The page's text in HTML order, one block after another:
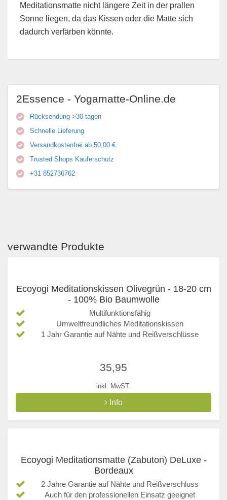
Meditationsmatte nicht längere Zeit in der prallen
Sonne liegen, da das Kissen oder die Matte sich
dadurch verfärben könnte.
2Essence - Yogamatte-Online.de
Rücksendung >30 tagen
Schnelle Lieferung
Versandkostenfrei ab 50,00 €
Trusted Shops Käuferschutz
+31 852736762
verwandte Produkte
Ecoyogi Meditationskissen Olivegrün - 18-20 cm
- 100% Bio Baumwolle
Multifunktionsfähig
Umweltfreundliches Meditationskissen
1 Jahr Garantie auf Nähte und Reißverschlüsse
35,95
inkl. MwST.
Info
Ecoyogi Meditationsmatte (Zabuton) DeLuxe -
Bordeaux
2 Jahre Garantie auf Nähte und Reißverschluss
Auch für den professionellen Einsatz geeignet